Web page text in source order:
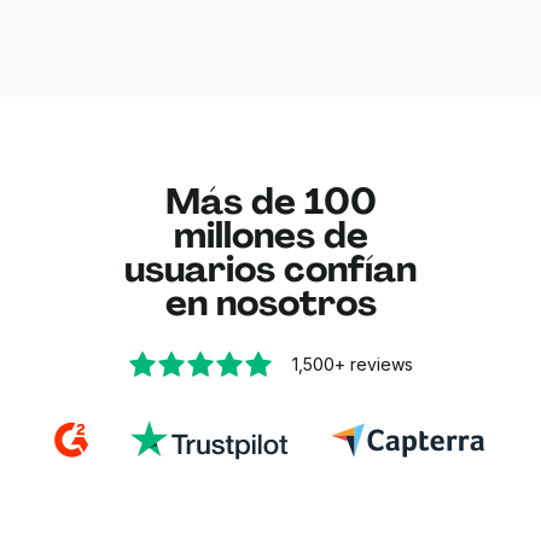
para editar PDF, como escanear PDFs, ocultar
información sensible y mucho más.
Más de 100
millones de
usuarios confían
en nosotros
1,500+ reviews